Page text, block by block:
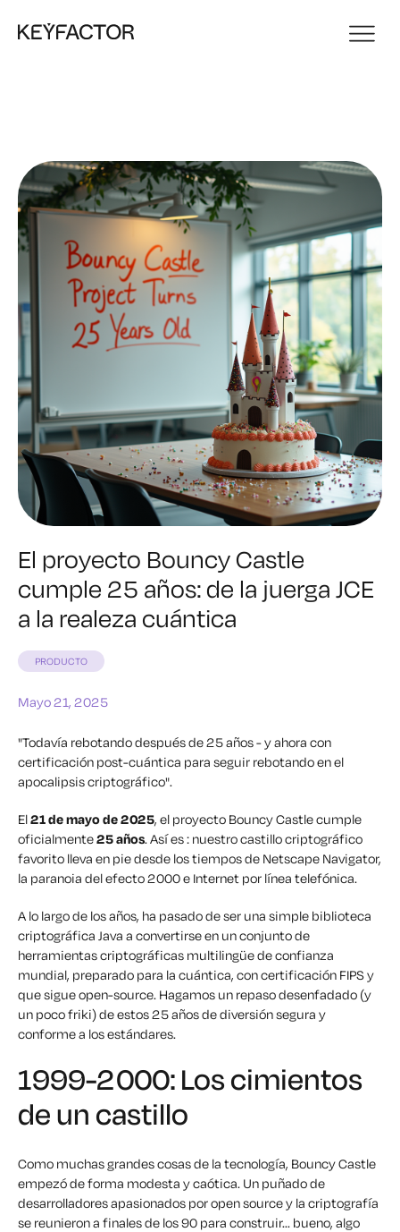
El proyecto Bouncy Castle
cumple 25 años: de la juerga JCE
a la realeza cuántica
PRODUCTO
Mayo 21, 2025
"Todavía rebotando después de 25 años-y ahora con
certificación post-cuántica para seguir rebotando en el
apocalipsis criptográfico".
El21 de mayo de 2025, el proyecto Bouncy Castle cumple
oficialmente25 años. Así es: nuestrocastillo criptográfico
favorito lleva en pie desde los tiempos de Netscape Navigator,
la paranoia del efecto 2000 e Internet por línea telefónica.
A lo largo de los años, ha pasado de ser una simple biblioteca
criptográfica Java a convertirse en un conjunto de
herramientas criptográficas multilingüe de confianza
mundial, preparado para la cuántica, con certificación FIPS y
que sigue open-source. Hagamos un repaso desenfadado (y
un poco friki) de estos 25 años de diversión segura y
conforme a los estándares.
1999-2000: Los cimientos
de un castillo
Como muchas grandes cosas de la tecnología, Bouncy Castle
empezó de forma modesta y caótica. Un puñado de
desarrolladores apasionados por open source y la criptografía
se reunieron a finales de los 90 para construir... bueno, algo